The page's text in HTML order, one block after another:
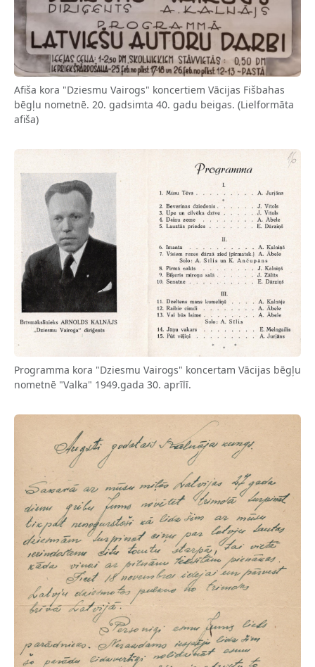
Afiša kora "Dziesmu Vairogs" koncertiem Vācijas Fišbahas
bēgļu nometnē. 20. gadsimta 40. gadu beigas. (Lielformāta
afiša)
Programma kora "Dziesmu Vairogs" koncertam Vācijas bēgļu
nometnē "Valka" 1949.gada 30. aprīlī.